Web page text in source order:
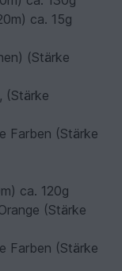
ca. 15g
(Stärke
(Stärke
Farben (Stärke
ca. 120g
(Stärke
Farben (Stärke